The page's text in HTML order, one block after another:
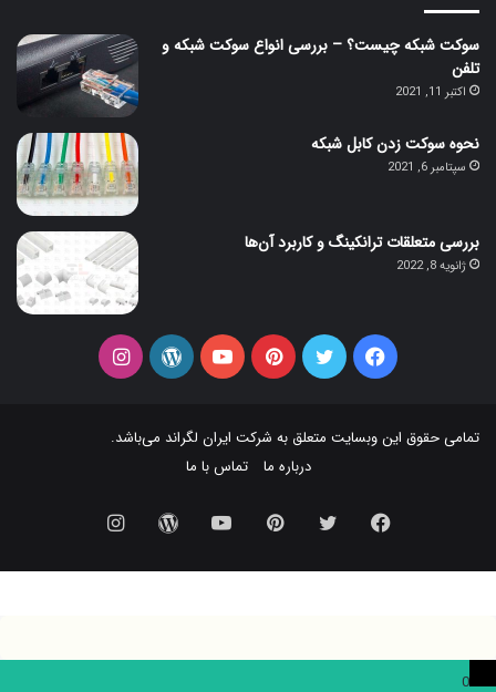
سوکت شبکه چیست؟ – بررسی انواع سوکت شبکه و
تلفن
اکتبر 11, 2021
نحوه سوکت زدن کابل شبکه
سپتامبر 6, 2021
بررسی متعلقات ترانکینگ و کاربرد آن‌ها
ژانویه 8, 2022
فیس توییتر‫پین‌ترستیوتیوبوردپرساینستاگرام
تمامی حقوق این وبسایت متعلق به شرکت ایران لگراند می‌باشد.
درباره ما
تماس با ما
فیس
بوک
توییتر ‫پین‌ترستیوتیوبوردپرساینستاگرام
0